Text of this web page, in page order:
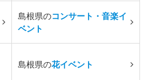
島根県のコンサート・音楽イ
ベント
島根県の花イベント